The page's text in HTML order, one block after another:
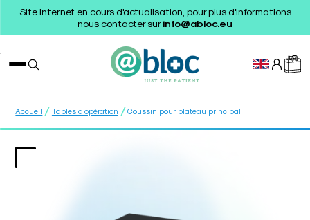
Site Internet en cours d'actualisation, pour plus d'informations
nous contacter surinfo@abloc.eu
Accueil / Tables d’opération / Coussin pour plateau principal